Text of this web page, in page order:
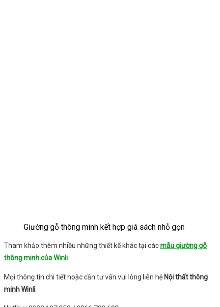
Giường gỗ thông minh kết hợp giá sách nhỏ gọn
Tham khảo thêm nhiều những thiết kế khác tại cácmẫu giường gỗ
thông minh của Winli
Mọi thông tin chi tiết hoặc cần tư vấn vui lòng liên hệ Nộithất thông
minh Winli: